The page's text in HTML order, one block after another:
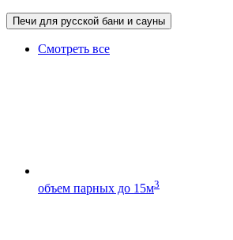
Печи для русской бани и сауны
Смотреть все
объем парных до 15м3